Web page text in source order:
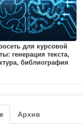
для курсовой
генерация текста,
библиография
Архив